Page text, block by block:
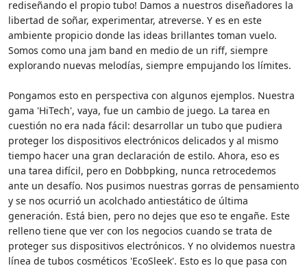
rediseñando el propio tubo! Damos a nuestros diseñadores la
libertad de soñar, experimentar, atreverse. Y es en este
ambiente propicio donde las ideas brillantes toman vuelo.
Somos como una jam band en medio de un riff, siempre
explorando nuevas melodías, siempre empujando los límites.
Pongamos esto en perspectiva con algunos ejemplos. Nuestra
gama 'HiTech', vaya, fue un cambio de juego. La tarea en
cuestión no era nada fácil: desarrollar un tubo que pudiera
proteger los dispositivos electrónicos delicados y al mismo
tiempo hacer una gran declaración de estilo. Ahora, eso es
una tarea difícil, pero en Dobbpking, nunca retrocedemos
ante un desafío. Nos pusimos nuestras gorras de pensamiento
y se nos ocurrió un acolchado antiestático de última
generación. Está bien, pero no dejes que eso te engañe. Este
relleno tiene que ver con los negocios cuando se trata de
proteger sus dispositivos electrónicos. Y no olvidemos nuestra
línea de tubos cosméticos 'EcoSleek'. Esto es lo que pasa con